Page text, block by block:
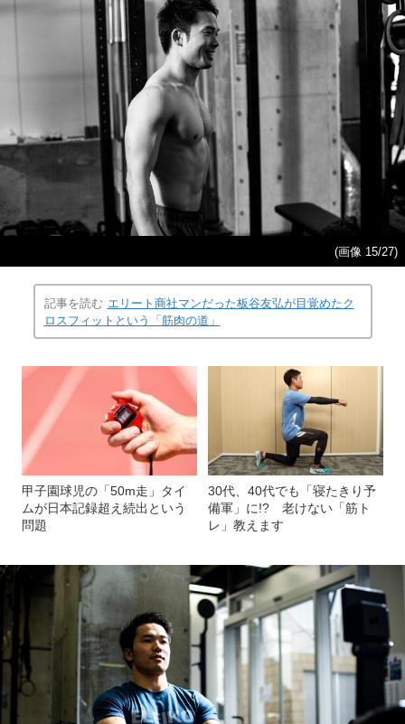
(画像 15/27)
記事を読む エリート商社マンだった板谷友弘が目覚めたク
ロスフィットという「筋肉の道」
甲子園球児の「50m走」タイ
ムが日本記録超え続出という
問題
30代、40代でも「寝たきり予
備軍」に!? 老けない「筋ト
レ」教えます